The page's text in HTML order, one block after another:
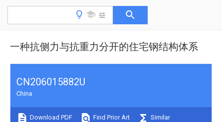
一种抗侧力与抗重力分开的住宅钢结构体系
CN206015882U
China
Download PDF Find Prior Art Similar